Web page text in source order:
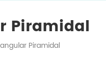
Piramidal
Piramidal